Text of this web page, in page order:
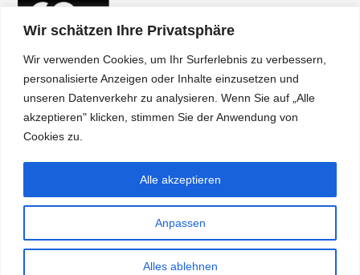
Wir schätzen Ihre Privatsphäre
Wir verwenden Cookies, um Ihr Surferlebnis zu verbessern,
personalisierte Anzeigen oder Inhalte einzusetzen und
unseren Datenverkehr zu analysieren. Wenn Sie auf „Alle
akzeptieren" klicken, stimmen Sie der Anwendung von
Cookies zu.
Anpassen
Alles ablehnen
Alle akzeptieren
Über uns
Policy